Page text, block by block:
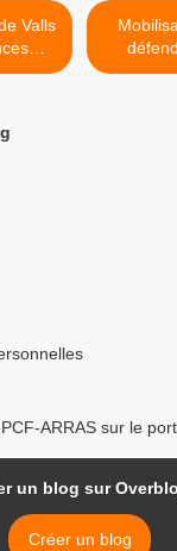
les
ARRAS sur le
un blog sur
Créer un blog